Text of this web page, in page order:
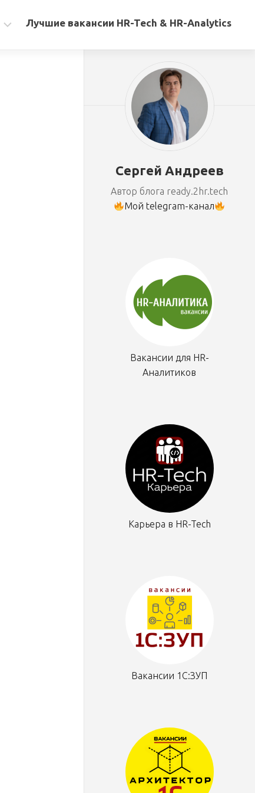
Лучшие вакансии HR-Tech & HR-Analytics
Сергей Андреев
Автор блога ready.2hr.tech
Мой telegram-канал
Вакансии для HR-
Аналитиков
Карьера в HR-Tech
Вакансии 1С:ЗУП